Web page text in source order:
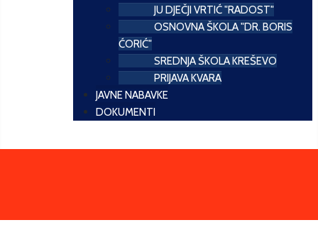
JU DJEČJI VRTIĆ "RADOST"
OSNOVNA ŠKOLA "DR. BORIS
ĆORIĆ"
SREDNJA ŠKOLA KREŠEVO
PRIJAVA KVARA
JAVNE NABAVKE
DOKUMENTI